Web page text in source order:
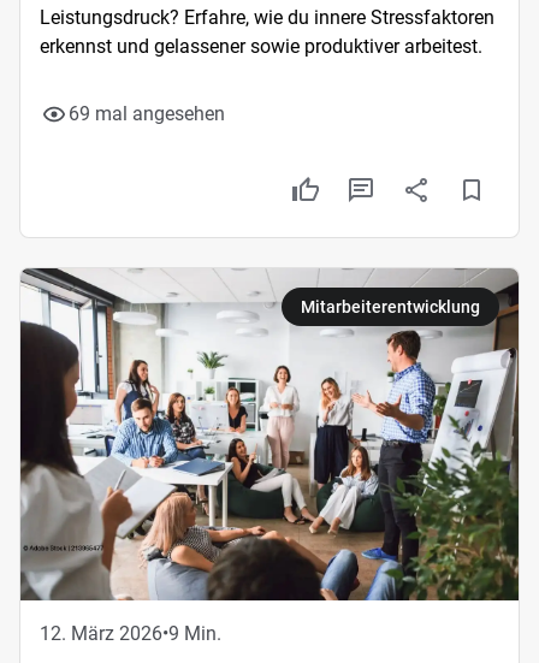
Leistungsdruck? Erfahre, wie du innere Stressfaktoren
erkennst und gelassener sowie produktiver arbeitest.
69 mal angesehen
Mitarbeiterentwicklung
12. März 2026•9 Min.